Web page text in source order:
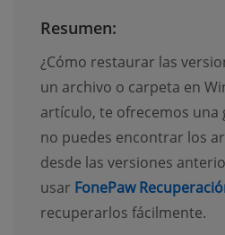
Resumen:
¿Cómo restaurar las
un archivo o carpeta en
artículo, te ofrecemos una
no puedes encontrar los
desde las versiones
usar FonePaw
recuperarlos fácilmente.